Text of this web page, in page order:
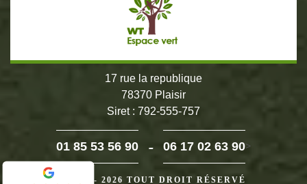
17 rue la republique
78370 Plaisir
Siret : 792-555-757
01 85 53 56 90 - 06 17 02 63 90>
©2024 - 2026 TOUT DROIT RÉSERVÉ